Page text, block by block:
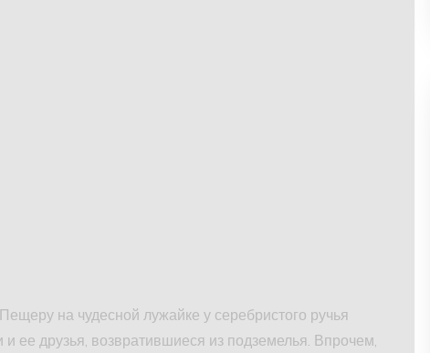
на чудесной лужайке у серебристого ручья
ее друзья, возвратившиеся из подземелья. Впрочем,